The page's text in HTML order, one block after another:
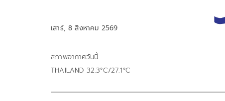
เสาร์, 8 สิงหาคม 2569
สภาพอากาศวันนี้
THAILAND 32.3°C/27.1°C